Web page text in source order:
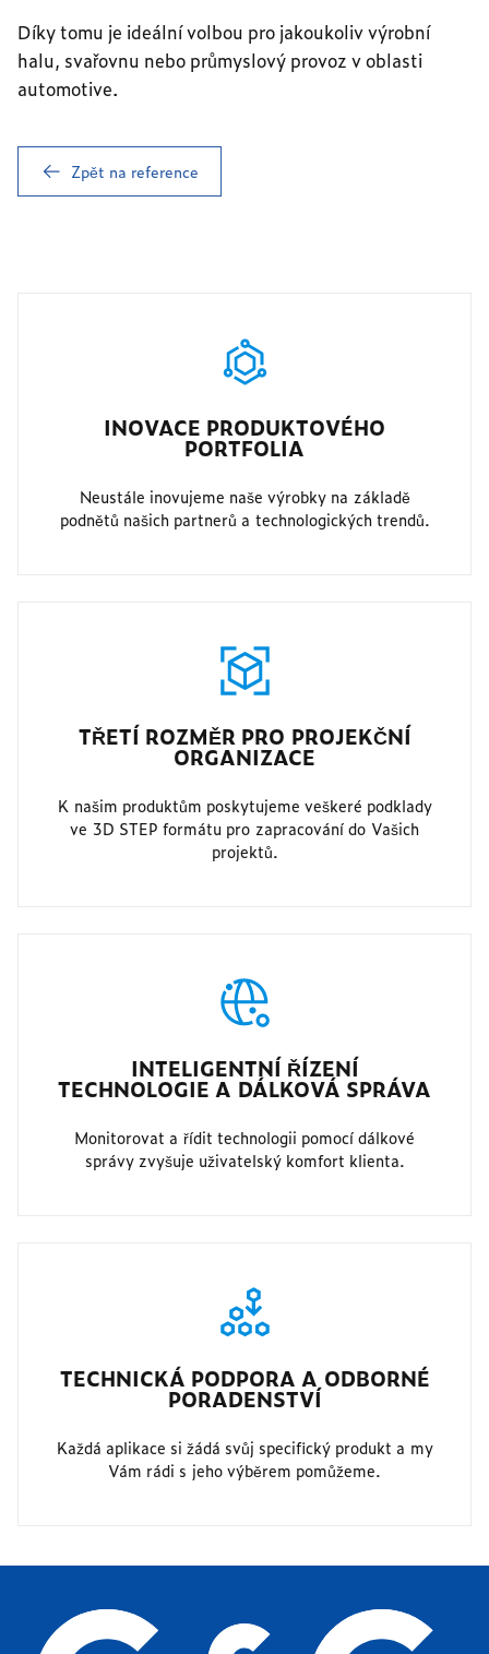
Díky tomu je ideální volbou pro jakoukoliv výrobní
halu, svařovnu nebo průmyslový provoz v oblasti
automotive.
Zpět na reference
INOVACE PRODUKTOVÉHO
PORTFOLIA
Neustále inovujeme naše výrobky na základě
podnětů našich partnerů a technologických trendů.
TŘETÍ ROZMĚR PRO PROJEKČNÍ
ORGANIZACE
K našim produktům poskytujeme veškeré podklady
ve 3D STEP formátu pro zapracování do Vašich
projektů.
INTELIGENTNÍ ŘÍZENÍ
TECHNOLOGIE A DÁLKOVÁ SPRÁVA
Monitorovat a řídit technologii pomocí dálkové
správy zvyšuje uživatelský komfort klienta.
TECHNICKÁ PODPORA A ODBORNÉ
PORADENSTVÍ
Každá aplikace si žádá svůj specifický produkt a my
Vám rádi s jeho výběrem pomůžeme.